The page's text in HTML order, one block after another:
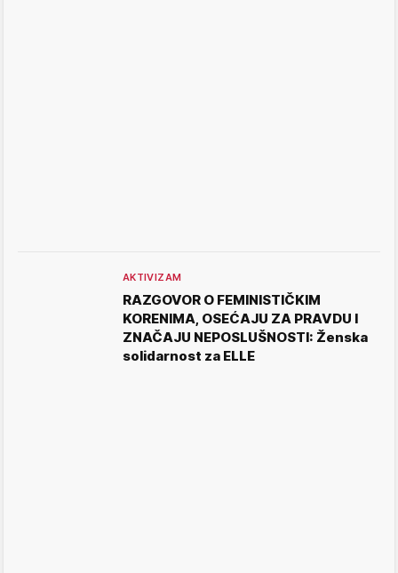
AKTIVIZAM
RAZGOVOR O FEMINISTIČKIM
KORENIMA, OSEĆAJU ZA PRAVDU I
ZNAČAJU NEPOSLUŠNOSTI: Ženska
solidarnost za ELLE